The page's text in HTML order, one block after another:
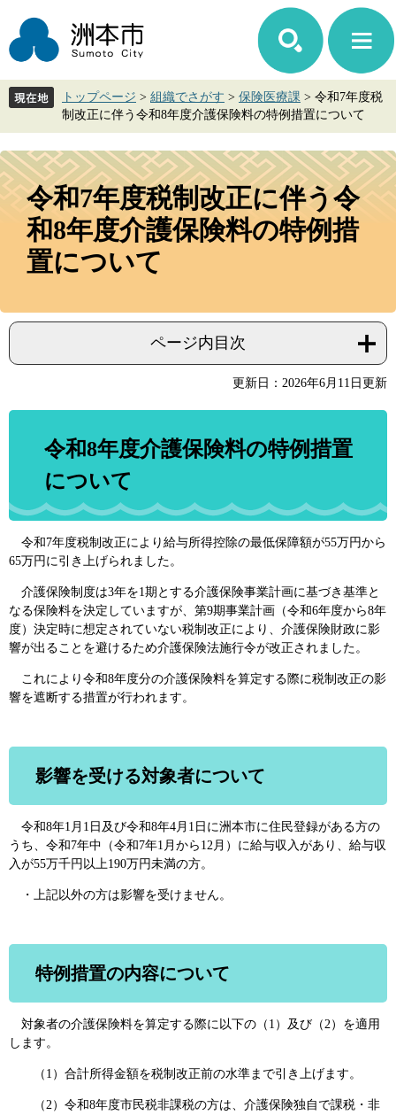
ジ
先
ュ
を
て
本
トップページ > 組織でさがす > 保険医療課 > 令和7年度税
制改正に伴う令和8年度介護保険料の特例措置について
本
文
令和7年度税制改正に伴う令
和8年度介護保険料の特例措
置について
ページ内目次
更新日：2026年6月11日更新
令和8年度介護保険料の特例措置
について
令和7年度税制改正により給与所得控除の最低保障額が55万円から
65万円に引き上げられました。
介護保険制度は3年を1期とする介護保険事業計画に基づき基準と
なる保険料を決定していますが、第9期事業計画（令和6年度から8年
度）決定時に想定されていない税制改正により、介護保険財政に影
響が出ることを避けるため介護保険法施行令が改正されました。
これにより令和8年度分の介護保険料を算定する際に税制改正の影
響を遮断する措置が行われます。
影響を受ける対象者について
令和8年1月1日及び令和8年4月1日に洲本市に住民登録がある方の
うち、令和7年中（令和7年1月から12月）に給与収入があり、給与収
入が55万千円以上190万円未満の方。
・上記以外の方は影響を受けません。
特例措置の内容について
対象者の介護保険料を算定する際に以下の（1）及び（2）を適用
します。
（1）合計所得金額を税制改正前の水準まで引き上げます。
（2）令和8年度市民税非課税の方は、介護保険独自で課税・非